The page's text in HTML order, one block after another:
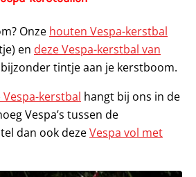
Onze houten Vespa-kerstbal
en deze Vespa-kerstbal van
tintje aan je kerstboom.
kerstbal hangt bij ons in de
Vespa’s tussen de
dan ook dezeVespa vol met